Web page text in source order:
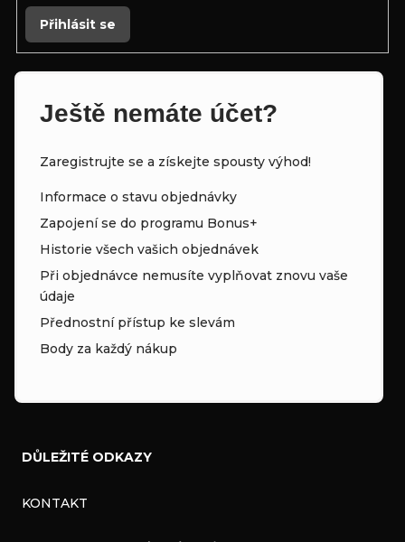
Přihlásit se
Ještě nemáte účet?
Zaregistrujte se a získejte spousty výhod!
Informace o stavu objednávky
Zapojení se do programu Bonus+
Historie všech vašich objednávek
Při objednávce nemusíte vyplňovat znovu vaše
údaje
Přednostní přístup ke slevám
Body za každý nákup
DŮLEŽITÉ ODKAZY
KONTAKT